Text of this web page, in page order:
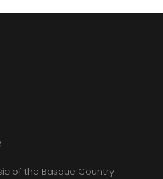
of the Basque Country